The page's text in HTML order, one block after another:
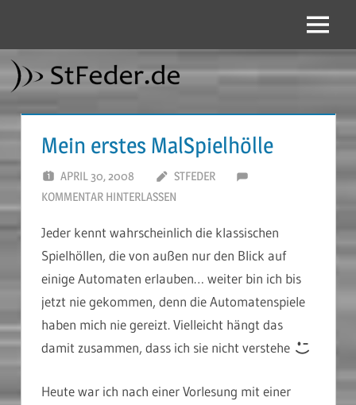
springen
Menü
Mein erstes MalSpielhölle
APRIL 30, 2008
STFEDER
KOMMENTAR HINTERLASSEN
Jeder kennt wahrscheinlich die klassischen
Spielhöllen, die von außen nur den Blick auf
einige Automaten erlauben… weiter bin ich bis
jetzt nie gekommen, denn die Automatenspiele
haben mich nie gereizt. Vielleicht hängt das
damit zusammen, dass ich sie nicht verstehe
Heute war ich nach einer Vorlesung mit einer